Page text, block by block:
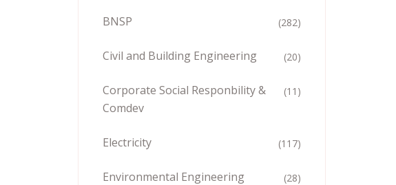
BNSP (282)
Civil and Building Engineering (20)
Corporate Social Responbility &
Comdev
(11)
Electricity (117)
Environmental Engineering (28)